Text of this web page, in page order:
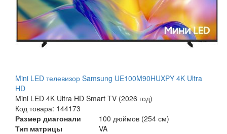
Mini LED телевизор Samsung UE100M90HUXPY 4K Ultra
HD
Mini LED 4K Ultra HD Smart TV (2026 год)
Код товара: 144173
Размер диагонали
100 дюймов (254 см)
Тип матрицы
VA